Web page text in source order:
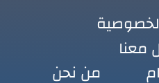
معنا
من نحن